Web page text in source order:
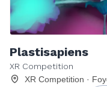
Plastisapiens
XR Competition
XR Competition ·